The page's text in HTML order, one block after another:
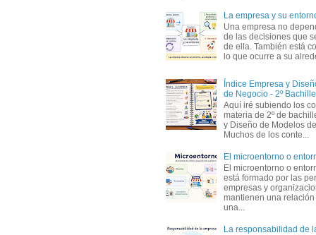
La empresa y su
Una empresa no
de las decisiones que
de ella. También está
lo que ocurre a su
Índice Empresa y
de Negocio - 2º
Aquí iré subiendo los
materia de 2º de
y Diseño de Modelos
Muchos de los conte...
El microentorno o
El microentorno o
está formado por las
empresas y
mantienen una
una...
La responsabilidad de